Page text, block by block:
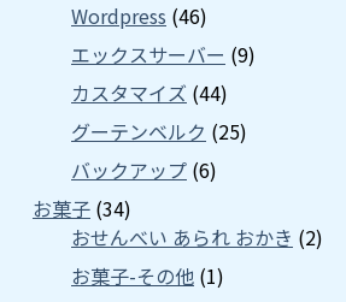
Wordpress (46)
エックスサーバー (9)
カスタマイズ (44)
グーテンベルク (25)
バックアップ (6)
お菓子 (34)
おせんべい あられ おかき (2)
お菓子-その他 (1)